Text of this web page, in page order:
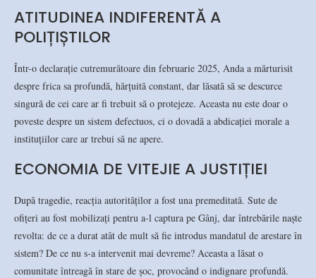
ATITUDINEA INDIFERENTĂ A
POLIȚIȘTILOR
Într-o declarație cutremurătoare din februarie 2025, Anda a mărturisit
despre frica sa profundă, hărțuită constant, dar lăsată să se descurce
singură de cei care ar fi trebuit să o protejeze. Aceasta nu este doar o
poveste despre un sistem defectuos, ci o dovadă a abdicației morale a
instituțiilor care ar trebui să ne apere.
ECONOMIA DE VITEJIE A JUSTIȚIEI
După tragedie, reacția autorităților a fost una premeditată. Sute de
ofițeri au fost mobilizați pentru a-l captura pe Gânj, dar întrebările naște
revolta: de ce a durat atât de mult să fie introdus mandatul de arestare în
sistem? De ce nu s-a intervenit mai devreme? Aceasta a lăsat o
comunitate întreagă în stare de șoc, provocând o indignare profundă.